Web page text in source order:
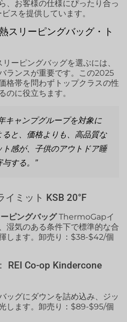
、お客様の仕様にぴったり合っ
スを提供しています。
スリーピングバッグ・ト
ーピングバッグを選ぶには、
ランスが重要です。この2025
格帯を問わずトップクラスの性
のに役立ちます。
キャンプグループを対象に
と、価格よりも、高品質な
感が、子供のアウトドア睡
する。”
ミット KSB 20°F
ピングバッグThermoGapイ
湿気のある条件下で標準的な合
します。卸売り：$38-$42/個
REI Co-op Kindercone
ッグにダウンを詰め込み、ジッ
します。卸売り：$89-$95/個